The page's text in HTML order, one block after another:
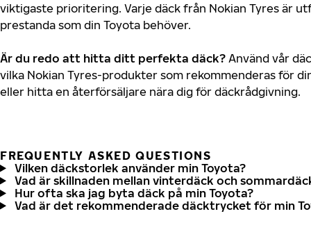
viktigaste prioritering. Varje däck från Nokian Tyres är
prestanda som din Toyota behöver.
Är du redo att hitta ditt perfekta däck? Använd vår
vilka Nokian Tyres-produkter som rekommenderas för
eller hitta en återförsäljare nära dig för däckrådgivning.
FREQUENTLY ASKED QUESTIONS
Vilken däckstorlek använder min Toyota?
Vad är skillnaden mellan vinterdäck och
Hur ofta ska jag byta däck på min Toyota?
Vad är det rekommenderade däcktrycket för min